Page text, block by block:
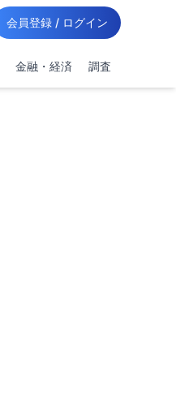
会員登録 / ログイン
金融・経済 調査